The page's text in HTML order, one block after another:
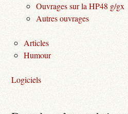
Ouvrages sur la HP48 g/gx
Autres ouvrages
Articles
Humour
Logiciels